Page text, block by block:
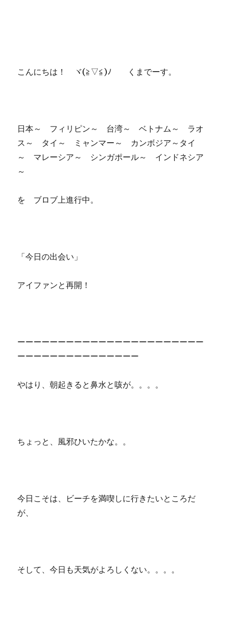
こんにちは！ ヾ(≧▽≦)ﾉ くまでーす。
日本～ フィリピン～ 台湾～ ベトナム～ ラオ
ス～ タイ～ ミャンマー～ カンボジア～タイ
～ マレーシア～ シンガポール～ インドネシア
～
を ブロブ上進行中。
「今日の出会い」
アイファンと再開！
ーーーーーーーーーーーーーーーーーーーーーーー
ーーーーーーーーーーーーーーー
やはり、朝起きると鼻水と咳が。。。。
ちょっと、風邪ひいたかな。。
今日こそは、ビーチを満喫しに行きたいところだ
が、
そして、今日も天気がよろしくない。。。。